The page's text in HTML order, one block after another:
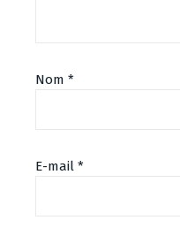
Nom *
E-mail *